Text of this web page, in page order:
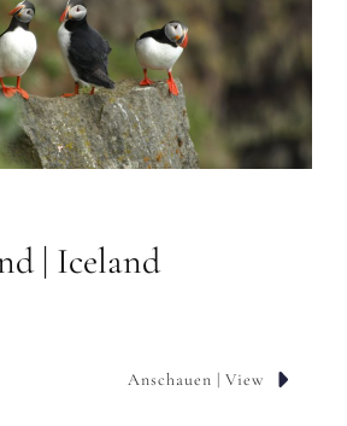
| Iceland
Anschauen | View